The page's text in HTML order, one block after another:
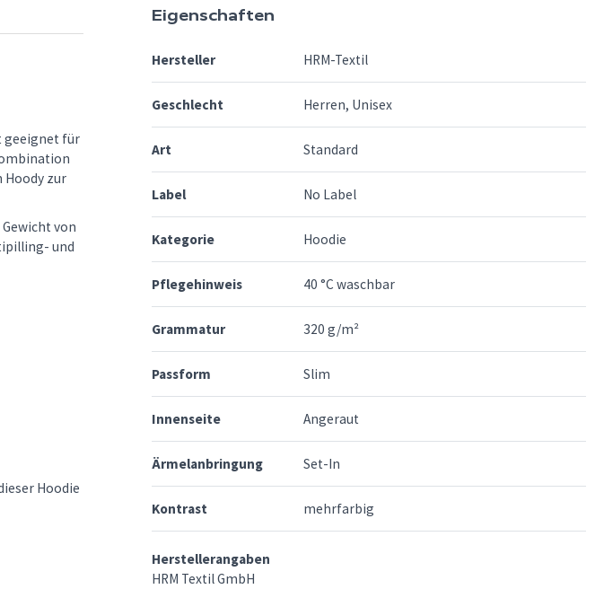
geeignet für
zur
von
und
Hoodie
Eigenschaften
Hersteller HRM-Textil
Geschlecht Herren, Unisex
Art Standard
Label No Label
Kategorie Hoodie
Pflegehinweis 40 °C waschbar
Grammatur 320 g/m²
Passform Slim
Innenseite Angeraut
Ärmelanbringung Set-In
Kontrast mehrfarbig
Herstellerangaben
HRM Textil GmbH